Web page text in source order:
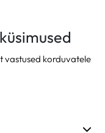
vastused korduvatele